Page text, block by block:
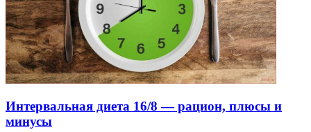
Интервальная диета 16/8 — рацион, плюсы и
минусы